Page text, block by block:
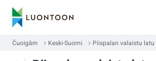
Čuoigâm Keski-Suomi Piispalan valaistu latu